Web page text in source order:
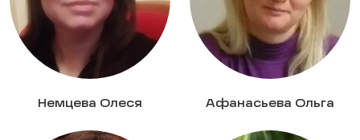
Немцева Олеся Афанасьева Ольга